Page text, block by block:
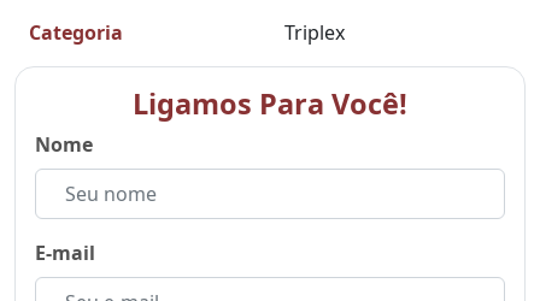
Categoria
Triplex
Ligamos Para Você!
Nome
E-mail